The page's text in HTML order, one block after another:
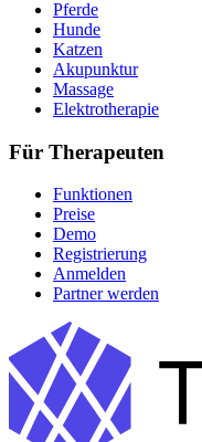
Pferde
Hunde
Katzen
Akupunktur
Massage
Elektrotherapie
Für Therapeuten
Funktionen
Preise
Demo
Registrierung
Anmelden
Partner werden